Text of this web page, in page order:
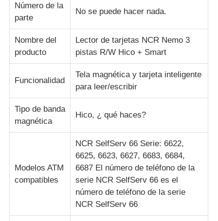
Piezas para cajeros automáticos NCR
Piezas de cajero automático Wincor
Partes de cajeros automáticos Hyosung
Partes de cajeros automáticos de Fujitsu
Componentes de cajeros automáticos de Hitachi
Número de la
parte
No se puede hacer nada.
Nombre del
producto
Lector de tarjetas NCR Nemo 3
pistas R/W Hico + Smart
Funcionalidad
Tela magnética y tarjeta inteligente
para leer/escribir
Tipo de banda
magnética
Hico, ¿ qué haces?
Modelos ATM
compatibles
NCR SelfServ 66 Serie: 6622,
6625, 6623, 6627, 6683, 6684,
6687 El número de teléfono de la
serie NCR SelfServ 66 es el
número de teléfono de la serie
NCR SelfServ 66